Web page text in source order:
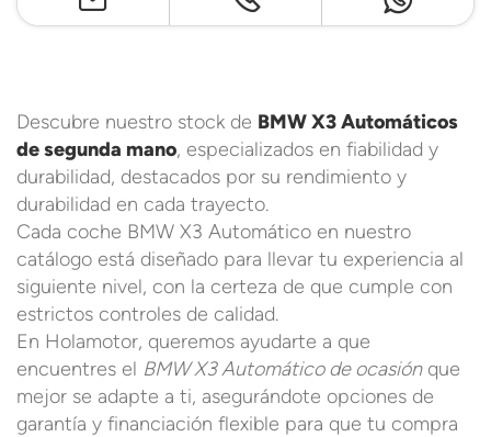
Descubre nuestro stock de BMW X3 Automáticos
de segunda mano, especializados en fiabilidad y
durabilidad, destacados por su rendimiento y
durabilidad en cada trayecto.
Cada coche BMW X3 Automático en nuestro
catálogo está diseñado para llevar tu experiencia al
siguiente nivel, con la certeza de que cumple con
estrictos controles de calidad.
En Holamotor, queremos ayudarte a que
encuentres el BMW X3 Automático de ocasiónque
mejor se adapte a ti, asegurándote opciones de
garantía y financiación flexible para que tu compra